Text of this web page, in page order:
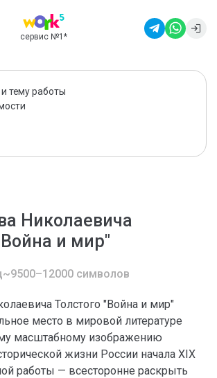
сервис №1 *
тему работы
Николаевича
и мир"
~9500–12000 символов
Толстого "Война и мир"
место в мировой литературе
масштабному изображению
жизни России начала XIX
работы — всесторонне раскрыть